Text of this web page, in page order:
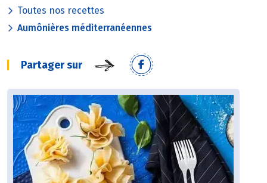
Toutes nos recettes
Aumônières méditerranéennes
Partager sur